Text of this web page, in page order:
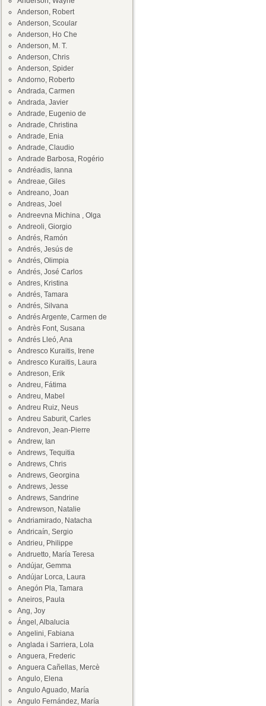
Anderson, Robert
Anderson, Scoular
Anderson, Ho Che
Anderson, M. T.
Anderson, Chris
Anderson, Spider
Andorno, Roberto
Andrada, Carmen
Andrada, Javier
Andrade, Eugenio de
Andrade, Christina
Andrade, Enia
Andrade, Claudio
Andrade Barbosa, Rogério
Andréadis, Ianna
Andreae, Giles
Andreano, Joan
Andreas, Joel
Andreevna Michina , Olga
Andreoli, Giorgio
Andrés, Ramón
Andrés, Jesús de
Andrés, Olimpia
Andrés, José Carlos
Andres, Kristina
Andrés, Tamara
Andrés, Silvana
Andrés Argente, Carmen de
Andrès Font, Susana
Andrés Lleó, Ana
Andresco Kuraitis, Irene
Andresco Kuraitis, Laura
Andreson, Erik
Andreu, Fátima
Andreu, Mabel
Andreu Ruiz, Neus
Andreu Saburit, Carles
Andrevon, Jean-Pierre
Andrew, Ian
Andrews, Tequitia
Andrews, Chris
Andrews, Georgina
Andrews, Jesse
Andrews, Sandrine
Andrewson, Natalie
Andriamirado, Natacha
Andricaín, Sergio
Andrieu, Philippe
Andruetto, María Teresa
Andújar, Gemma
Andújar Lorca, Laura
Anegón Pla, Tamara
Aneiros, Paula
Ang, Joy
Ángel, Albalucia
Angelini, Fabiana
Anglada i Sarriera, Lola
Anguera, Frederic
Anguera Cañellas, Mercè
Angulo, Elena
Angulo Aguado, María
Angulo Fernández, María